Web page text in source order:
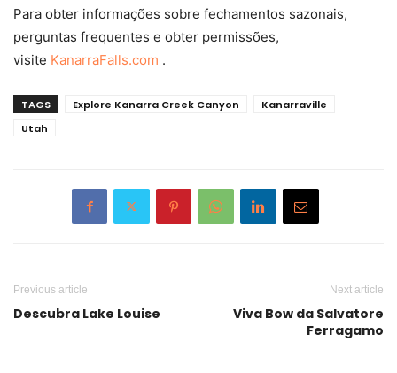
Para obter informações sobre fechamentos sazonais,
perguntas frequentes e obter permissões,
visite KanarraFalls.com .
TAGS Explore Kanarra Creek Canyon
Kanarraville
Utah
Previous article
Descubra Lake Louise
Next article
Viva Bow da Salvatore
Ferragamo